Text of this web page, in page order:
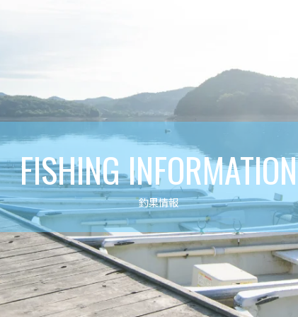
FISHING INFORMATION
釣果情報